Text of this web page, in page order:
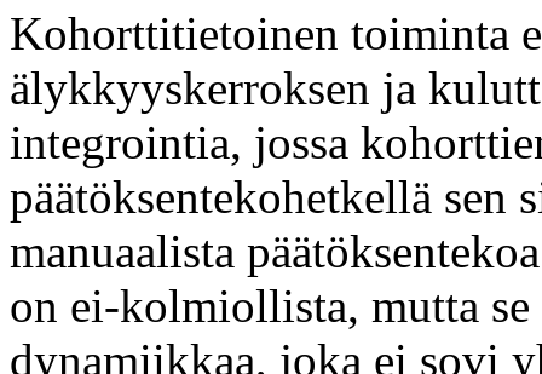
Kohorttitietoinen toiminta
älykkyyskerroksen ja
integrointia, jossa
päätöksentekohetkellä sen
manuaalista
on ei-kolmiollista, mutta
dynamiikkaa, joka ei sovi